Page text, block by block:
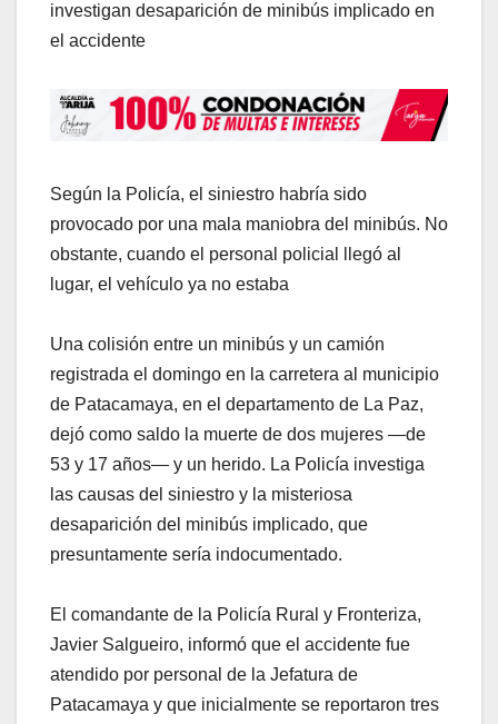
investigan desaparición de minibús implicado en
el accidente
Según la Policía, el siniestro habría sido
provocado por una mala maniobra del minibús. No
obstante, cuando el personal policial llegó al
lugar, el vehículo ya no estaba
Una colisión entre un minibús y un camión
registrada el domingo en la carretera al municipio
de Patacamaya, en el departamento de La Paz,
dejó como saldo la muerte de dos mujeres —de
53 y 17 años— y un herido. La Policía investiga
las causas del siniestro y la misteriosa
desaparición del minibús implicado, que
presuntamente sería indocumentado.
El comandante de la Policía Rural y Fronteriza,
Javier Salgueiro, informó que el accidente fue
atendido por personal de la Jefatura de
Patacamaya y que inicialmente se reportaron tres